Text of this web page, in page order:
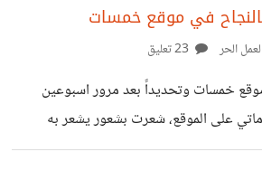
الوظيفة؟! شاركونا آرائكم ووجهة نظركم
في موقع خمسات
الحر
خمسات وتحديداً بعد مرور اسبوعين
على الموقع، شعرت بشعور يشعر به
او فقدان الرغبة بالعمل . بالطبع هذا